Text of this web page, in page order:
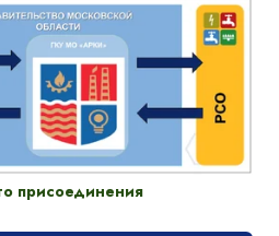
присоединения